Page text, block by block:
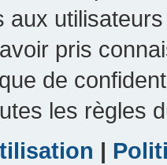
aux
pris
de
les règles
|